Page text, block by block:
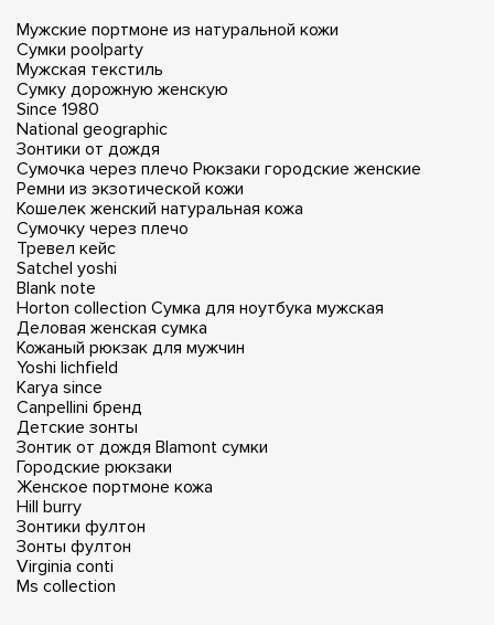
Мужские портмоне из натуральной кожи
Сумки poolparty
Мужская текстиль
Сумку дорожную женскую
Since 1980
National geographic
Зонтики от дождя
Сумочка через плечо Рюкзаки городские женские
Ремни из экзотической кожи
Кошелек женский натуральная кожа
Сумочку через плечо
Тревел кейс
Satchel yoshi
Blank note
Horton collection Сумка для ноутбука мужская
Деловая женская сумка
Кожаный рюкзак для мужчин
Yoshi lichfield
Karya since
Canpellini бренд
Детские зонты
Зонтик от дождя Blamont сумки
Городские рюкзаки
Женское портмоне кожа
Hill burry
Зонтики фултон
Зонты фултон
Virginia conti
Ms collection